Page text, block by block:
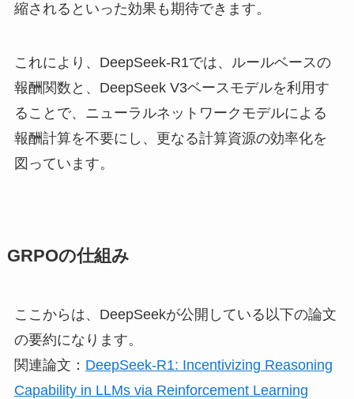
縮されるといった効果も期待できます。
これにより、DeepSeek-R1では、ルールベースの
報酬関数と、DeepSeek V3ベースモデルを利用す
ることで、ニューラルネットワークモデルによる
報酬計算を不要にし、更なる計算資源の効率化を
図っています。
GRPOの仕組み
ここからは、DeepSeekが公開している以下の論文
の要約になります。
関連論文： DeepSeek-R1: Incentivizing Reasoning
Capability in LLMs via Reinforcement Learning